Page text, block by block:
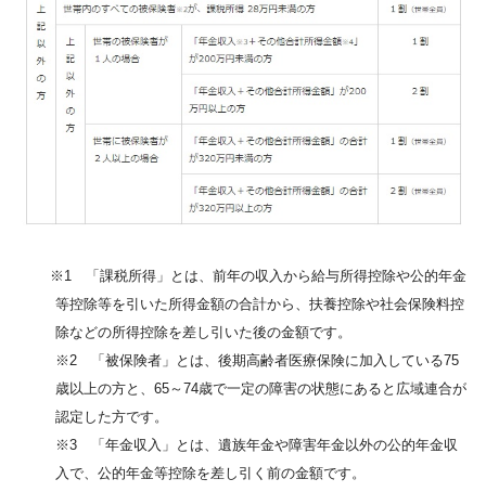
※1 「課税所得」とは、前年の収入から給与所得控除や公的年金
等控除等を引いた所得金額の合計から、扶養控除や社会保険料控
除などの所得控除を差し引いた後の金額です。
※2 「被保険者」とは、後期高齢者医療保険に加入している75
歳以上の方と、65～74歳で一定の障害の状態にあると広域連合が
認定した方です。
※3 「年金収入」とは、遺族年金や障害年金以外の公的年金収
入で、公的年金等控除を差し引く前の金額です。